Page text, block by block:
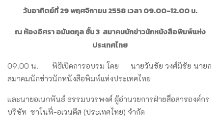
วันอาทิตย์ที่29 พฤศจิกายน 2558 เวลา 09.00-12.00 น.
ณ ห้องอิศรา อมันตกุล ชั้น3 สมาคมนักข่าวนักหนังสือพิมพ์แห่ง
ประเทศไทย
09.00 น. พิธีเปิดการอบรม โดย นายวันชัย วงศ์มีชัย นายก
สมาคมนักข่าวนักหนังสือพิมพ์แห่งประเทศไทย
และนายอเนกพันธ์ ธรรมบวรพงศ์ ผู้อำนวยการฝ่ายสื่อสารองค์กร
บริษัท ซาโนฟี่-อเวนตีส (ประเทศไทย) จำกัด